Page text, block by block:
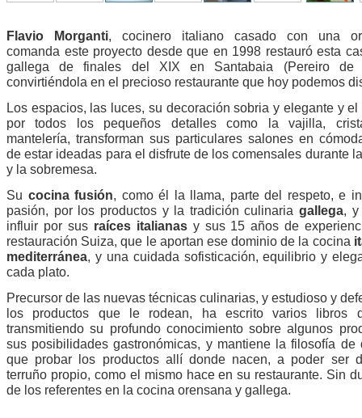
Flavio Morganti, cocinero italiano casado con una
comanda este proyecto desde que en 1998 restauró esta
gallega de finales del XIX en Santabaia (Pereiro de
convirtiéndola en el precioso restaurante que hoy podemos
Los espacios, las luces, su decoración sobria y elegante y el
por todos los pequeños detalles como la vajilla,
mantelería, transforman sus particulares salones en
de estar ideadas para el disfrute de los comensales durante
y la sobremesa.
Su cocina fusión, como él la llama, parte del respeto, e
pasión, por los productos y la tradición culinariagallega, y
influir por sus raíces italianasy sus 15 años de
restauración Suiza, que le aportan ese dominio de la cocina
mediterránea, y una cuidada sofisticación, equilibrio y
cada plato.
Precursor de las nuevas técnicas culinarias, y estudioso y
los productos que le rodean, ha escrito varios libros
transmitiendo su profundo conocimiento sobre algunos
sus posibilidades gastronómicas, y mantiene la filosofía de
que probar los productos allí donde nacen, a poder ser
terruño propio, como el mismo hace en su restaurante. Sin
de los referentes en la cocina orensana y gallega.